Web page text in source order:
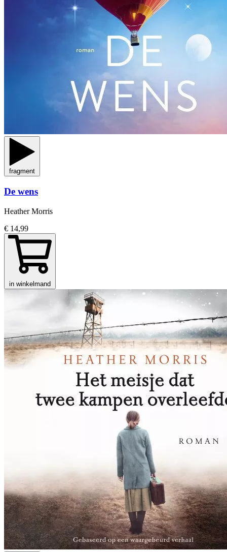
fragment
De wens
Heather Morris
€ 14,99
in winkelmand